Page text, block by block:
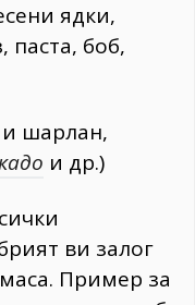
ядки,
паста, боб,
шарлан,
и др.)
ви залог
Пример за